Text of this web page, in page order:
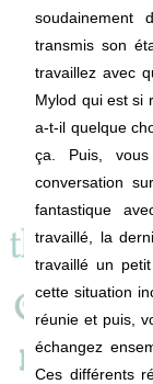
transmis son
travaillez avec
Mylod qui est si
a-t-il quelque
ça. Puis,
conversation
fantastique
travaillé, la
travaillé un
cette situation
réunie et puis,
échangez
Ces différents